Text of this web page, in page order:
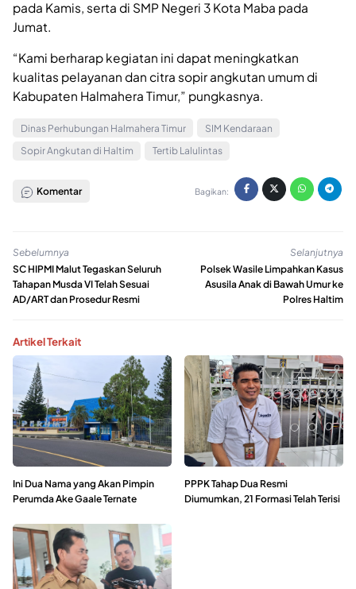
pada Kamis, serta di SMP Negeri 3 Kota Maba pada
Jumat.
‎“Kami berharap kegiatan ini dapat meningkatkan
kualitas pelayanan dan citra sopir angkutan umum di
Kabupaten Halmahera Timur,” pungkasnya.
Dinas Perhubungan Halmahera Timur
SIM Kendaraan
Sopir Angkutan di Haltim
Tertib Lalulintas
Komentar Bagikan:
Sebelumnya
SC HIPMI Malut Tegaskan Seluruh
Tahapan Musda VI Telah Sesuai
AD/ART dan Prosedur Resmi
Selanjutnya
Polsek Wasile Limpahkan Kasus
Asusila Anak di Bawah Umur ke
Polres Haltim
Artikel Terkait
Ini Dua Nama yang Akan Pimpin
Perumda Ake Gaale Ternate
PPPK Tahap Dua Resmi
Diumumkan, 21 Formasi Telah Terisi